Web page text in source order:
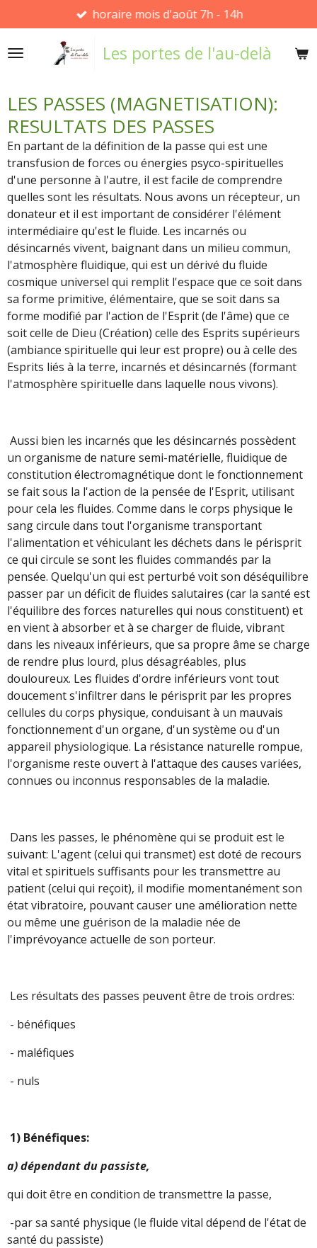
au
contenu
Les portes de l'au-delà
horaire mois d'août 7h - 14h
LES PASSES (MAGNETISATION):
RESULTATS DES PASSES
En partant de la définition de la passe qui est une
transfusion de forces ou énergies psyco-spirituelles
d'une personne à l'autre, il est facile de comprendre
quelles sont les résultats. Nous avons un récepteur, un
donateur et il est important de considérer l'élément
intermédiaire qu'est le fluide. Les incarnés ou
désincarnés vivent, baignant dans un milieu commun,
l'atmosphère fluidique, qui est un dérivé du fluide
cosmique universel qui remplit l'espace que ce soit dans
sa forme primitive, élémentaire, que se soit dans sa
forme modifié par l'action de l'Esprit (de l'âme) que ce
soit celle de Dieu (Création) celle des Esprits supérieurs
(ambiance spirituelle qui leur est propre) ou à celle des
Esprits liés à la terre, incarnés et désincarnés (formant
l'atmosphère spirituelle dans laquelle nous vivons).
Aussi bien les incarnés que les désincarnés possèdent
un organisme de nature semi-matérielle, fluidique de
constitution électromagnétique dont le fonctionnement
se fait sous la l'action de la pensée de l'Esprit, utilisant
pour cela les fluides. Comme dans le corps physique le
sang circule dans tout l'organisme transportant
l'alimentation et véhiculant les déchets dans le périsprit
ce qui circule se sont les fluides commandés par la
pensée. Quelqu'un qui est perturbé voit son déséquilibre
passer par un déficit de fluides salutaires (car la santé est
l'équilibre des forces naturelles qui nous constituent) et
en vient à absorber et à se charger de fluide, vibrant
dans les niveaux inférieurs, que sa propre âme se charge
de rendre plus lourd, plus désagréables, plus
douloureux. Les fluides d'ordre inférieurs vont tout
doucement s'infiltrer dans le périsprit par les propres
cellules du corps physique, conduisant à un mauvais
fonctionnement d'un organe, d'un système ou d'un
appareil physiologique. La résistance naturelle rompue,
l'organisme reste ouvert à l'attaque des causes variées,
connues ou inconnus responsables de la maladie.
Dans les passes, le phénomène qui se produit est le
suivant: L'agent (celui qui transmet) est doté de recours
vital et spirituels suffisants pour les transmettre au
patient (celui qui reçoit), il modifie momentanément son
état vibratoire, pouvant causer une amélioration nette
ou même une guérison de la maladie née de
l'imprévoyance actuelle de son porteur.
Les résultats des passes peuvent être de trois ordres:
- bénéfiques
- maléfiques
- nuls
1) Bénéfiques:
a) dépendant du passiste,
qui doit être en condition de transmettre la passe,
-par sa santé physique (le fluide vital dépend de l'état de
santé du passiste)